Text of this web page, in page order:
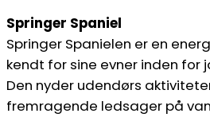
Springer Spaniel
Springer Spanielen er en
kendt for sine evner inden
Den nyder udendørs
fremragende ledsager på